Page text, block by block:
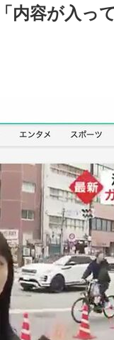
内容が入っ